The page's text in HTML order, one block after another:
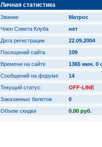
Личная статистика
Звание
Матрос
Член Совета Клуба
нет
Дата регистрации
22.09.2004
Посещений сайта
109
Времени на сайте
1365 мин. 0
Сообщений на форуме
14
Текущий статус:
OFF-LINE
Заказанных билетов
0
Объем скидки
0.00 руб.